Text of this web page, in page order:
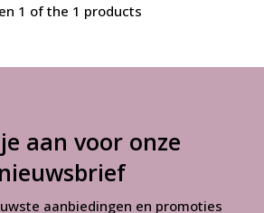
1 of the 1 products
aan voor onze
nieuwsbrief
aanbiedingen en promoties